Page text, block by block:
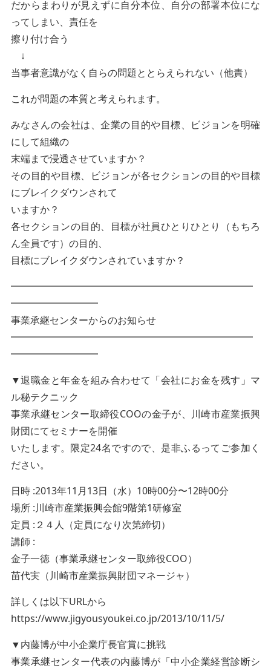
だからまわりが見えずに自分本位、自分の部署本位にな
ってしまい、責任を
擦り付け合う
↓
当事者意識がなく自らの問題ととらえられない（他責）
これが問題の本質と考えられます。
みなさんの会社は、企業の目的や目標、ビジョンを明確
にして組織の
末端まで浸透させていますか？
その目的や目標、ビジョンが各セクションの目的や目標
にブレイクダウンされて
いますか？
各セクションの目的、目標が社員ひとりひとり（もちろ
ん全員です）の目的、
目標にブレイクダウンされていますか？
━━━━━━━━━━━━━━━━━━━━━━━━━
━━━━━━━━━
事業承継センターからのお知らせ
━━━━━━━━━━━━━━━━━━━━━━━━━
━━━━━━━━━
▼退職金と年金を組み合わせて「会社にお金を残す」マ
ル秘テクニック
事業承継センター取締役COOの金子が、川崎市産業振興
財団にてセミナーを開催
いたします。限定24名ですので、是非ふるってご参加く
ださい。
日時 :2013年11月13日（水）10時00分〜12時00分
場所 :川崎市産業振興会館9階第1研修室
定員 :２４人（定員になり次第締切）
講師 :
金子一徳（事業承継センター取締役COO）
苗代実（川崎市産業振興財団マネージャ）
詳しくは以下URLから
https://www.jigyousyoukei.co.jp/2013/10/11/5/
▼内藤博が中小企業庁長官賞に挑戦
事業承継センター代表の内藤博が「中小企業経営診断シ